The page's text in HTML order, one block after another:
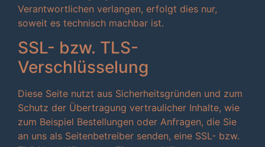
Verantwortlichen verlangen, erfolgt dies nur,
soweit es technisch machbar ist.
SSL- bzw. TLS-
Verschlüsselung
Diese Seite nutzt aus Sicherheitsgründen und zum
Schutz der Übertragung vertraulicher Inhalte, wie
zum Beispiel Bestellungen oder Anfragen, die Sie
an uns als Seitenbetreiber senden, eine SSL- bzw.